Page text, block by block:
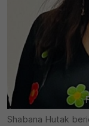
Shabana Hutak
30 Minuten
Zweck
Wird für